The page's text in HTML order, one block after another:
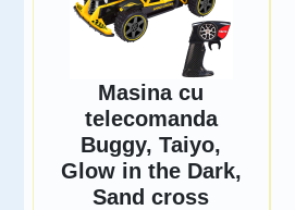
Masina cu
telecomanda
Buggy, Taiyo,
Glow in the Dark,
Sand cross